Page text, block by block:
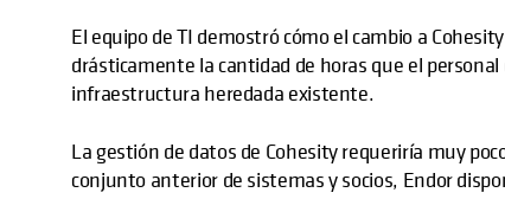
El equipo de TI demostró cómo el cambio a
drásticamente la cantidad de horas que el
infraestructura heredada existente.
La gestión de datos de Cohesity requeriría muy
conjunto anterior de sistemas y socios, Endor